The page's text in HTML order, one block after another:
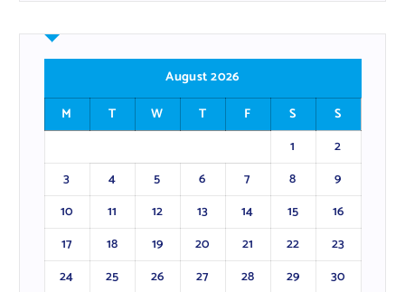
August 2026
M
T W T F S
S
1
2
3
4 5 6 7 8
9
10
11 12 13 14 15
16
17
18 19 20 21 22
23
24
25 26 27 28 29
30